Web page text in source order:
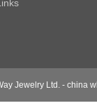
Jewelry Ltd. - china